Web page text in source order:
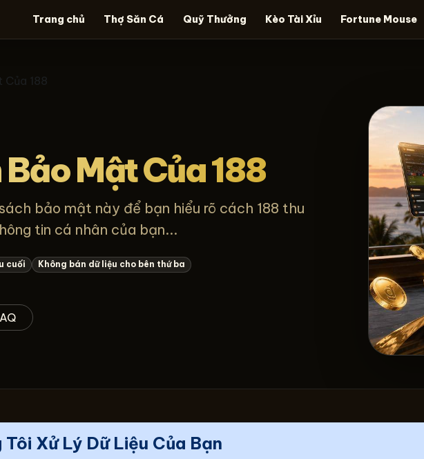
Trang chủ Thợ Săn Cá Quỹ Thưởng Kèo Tài Xỉu Fortune Mouse
Của 188
Mật Của 188
bảo mật này để bạn hiểu rõ cách 188 thu
tin cá nhân của bạn...
cuối
Không bán dữ liệu cho bên thứ ba
Xử Lý Dữ Liệu Của Bạn